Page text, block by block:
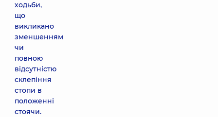
ходьби,
що
викликано
зменшенням
чи
повною
відсутністю
склепіння
стопи в
положенні
стоячи.